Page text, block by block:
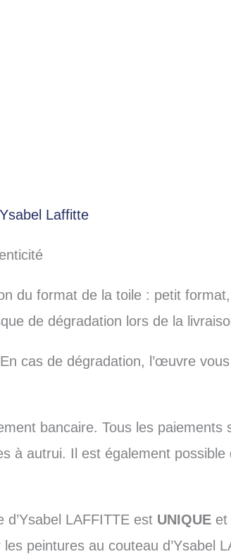
Ysabel Laffitte
du format de la toile : petit
de dégradation lors de la
cas de dégradation, l’œuvre
bancaire. Tous les paiements
à autrui. Il est également
d’Ysabel LAFFITTE est UNIQUE et
peintures au couteau d’Ysabel